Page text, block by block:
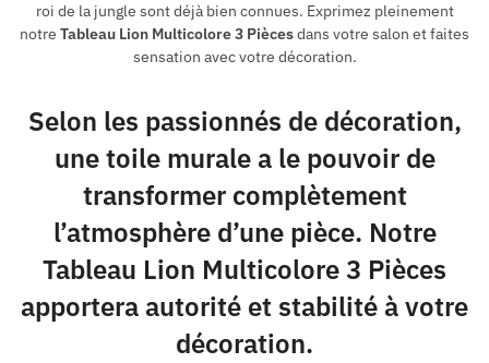
roi de la jungle sont déjà bien connues. Exprimez pleinement
notre Tableau Lion Multicolore 3 Piècesdans votre salon et faites
sensation avec votre décoration.
Selon les passionnés de décoration,
une toile murale a le pouvoir de
transformer complètement
l’atmosphère d’une pièce. Notre
Tableau Lion Multicolore 3 Pièces
apportera autorité et stabilité à votre
décoration.